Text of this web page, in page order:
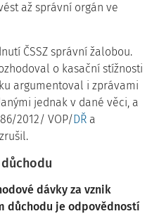
až správní orgán ve
ČSSZ správní žalobou.
o kasační stížnosti
argumentoval i zprávami
jednak v dané věci, a
2012/ VOP/DŘ a
dávky za vznik
důchodu je odpovědností